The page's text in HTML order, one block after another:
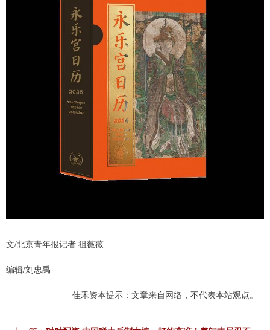
文/北京青年报记者 祖薇薇
编辑/刘忠禹
佳禾资本提示：文章来自网络，不代表本站观点。